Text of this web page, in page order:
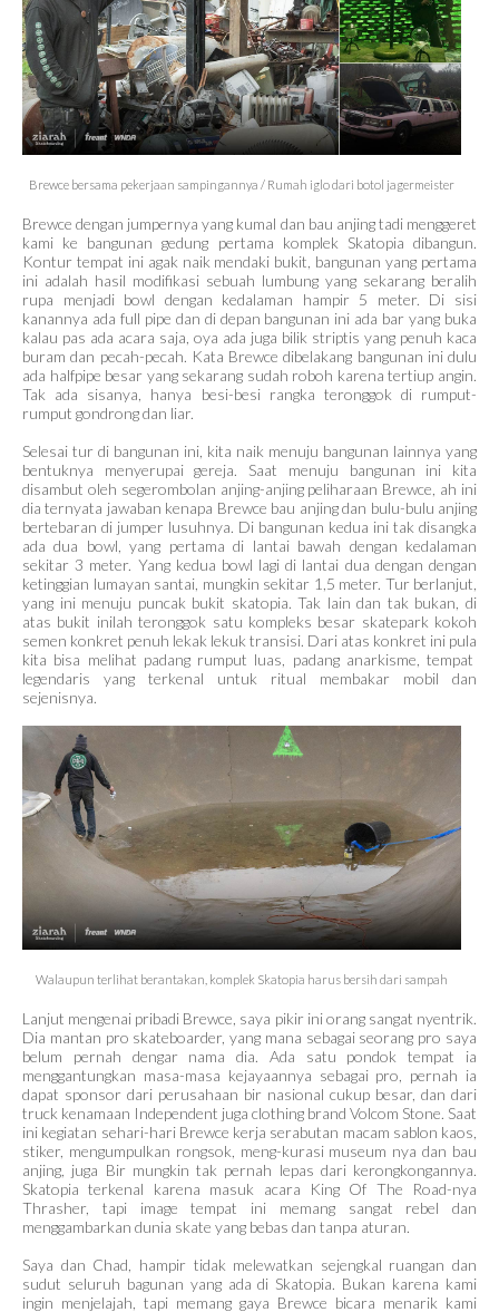
Brewce bersama pekerjaan sampingannya / Rumah iglo dari botol jagermeister
Brewce dengan jumpernya yang kumal dan bau anjing tadi menggeret
kami ke bangunan gedung pertama komplek Skatopia dibangun.
Kontur tempat ini agak naik mendaki bukit, bangunan yang pertama
ini adalah hasil modifikasi sebuah lumbung yang sekarang beralih
rupa menjadi bowl dengan kedalaman hampir 5 meter. Di sisi
kanannya ada full pipe dan di depan bangunan ini ada bar yang buka
kalau pas ada acara saja, oya ada juga bilik striptis yang penuh kaca
buram dan pecah-pecah. Kata Brewce dibelakang bangunan ini dulu
ada halfpipe besar yang sekarang sudah roboh karena tertiup angin.
Tak ada sisanya, hanya besi-besi rangka teronggok di rumput-
rumput gondrong dan liar.
Selesai tur di bangunan ini, kita naik menuju bangunan lainnya yang
bentuknya menyerupai gereja. Saat menuju bangunan ini kita
disambut oleh segerombolan anjing-anjing peliharaan Brewce, ah ini
dia ternyata jawaban kenapa Brewce bau anjing dan bulu-bulu anjing
bertebaran di jumper lusuhnya. Di bangunan kedua ini tak disangka
ada dua bowl, yang pertama di lantai bawah dengan kedalaman
sekitar 3 meter. Yang kedua bowl lagi di lantai dua dengan dengan
ketinggian lumayan santai, mungkin sekitar 1,5 meter. Tur berlanjut,
yang ini menuju puncak bukit skatopia. Tak lain dan tak bukan, di
atas bukit inilah teronggok satu kompleks besar skatepark kokoh
semen konkret penuh lekak lekuk transisi. Dari atas konkret ini pula
kita bisa melihat padang rumput luas, padang anarkisme, tempat
legendaris yang terkenal untuk ritual membakar mobil dan
sejenisnya.
Walaupun terlihat berantakan, komplek Skatopia harus bersih dari sampah
Lanjut mengenai pribadi Brewce, saya pikir ini orang sangat nyentrik.
Dia mantan pro skateboarder, yang mana sebagai seorang pro saya
belum pernah dengar nama dia. Ada satu pondok tempat ia
menggantungkan masa-masa kejayaannya sebagai pro, pernah ia
dapat sponsor dari perusahaan bir nasional cukup besar, dan dari
truck kenamaan Independent juga clothing brand Volcom Stone. Saat
ini kegiatan sehari-hari Brewce kerja serabutan macam sablon kaos,
stiker, mengumpulkan rongsok, meng-kurasi museum nya dan bau
anjing, juga Bir mungkin tak pernah lepas dari kerongkongannya.
Skatopia terkenal karena masuk acara King Of The Road-nya
Thrasher, tapi image tempat ini memang sangat rebel dan
menggambarkan dunia skate yang bebas dan tanpa aturan.
Saya dan Chad, hampir tidak melewatkan sejengkal ruangan dan
sudut seluruh bagunan yang ada di Skatopia. Bukan karena kami
ingin menjelajah, tapi memang gaya Brewce bicara menarik kami